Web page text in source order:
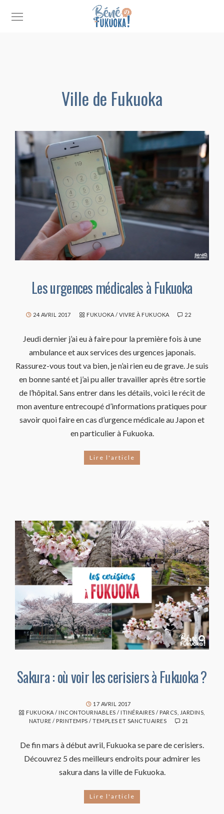
Ville de Fukuoka
Les urgences médicales à Fukuoka
24 AVRIL 2017 FUKUOKA / VIVRE À FUKUOKA 22
Jeudi dernier j’ai eu à faire pour la première fois à une
ambulance et aux services des urgences japonais.
Rassurez-vous tout va bien, je n’ai rien eu de grave. Je suis
en bonne santé et j’ai pu aller travailler après être sortie
de l’hôpital. Sans entrer dans les détails, voici le récit de
mon aventure entrecoupé d’informations pratiques pour
savoir quoi faire en cas d’urgence médicale au Japon et
en particulier à Fukuoka.
Lire l'article
Sakura : où voir les cerisiers à Fukuoka ?
17 AVRIL 2017
FUKUOKA / INCONTOURNABLES / ITINÉRAIRES / PARCS, JARDINS,
NATURE / PRINTEMPS / TEMPLES ET SANCTUAIRES 21
De fin mars à début avril, Fukuoka se pare de cerisiers.
Découvrez 5 des meilleurs endroits pour admirer les
sakura dans la ville de Fukuoka.
Lire l'article